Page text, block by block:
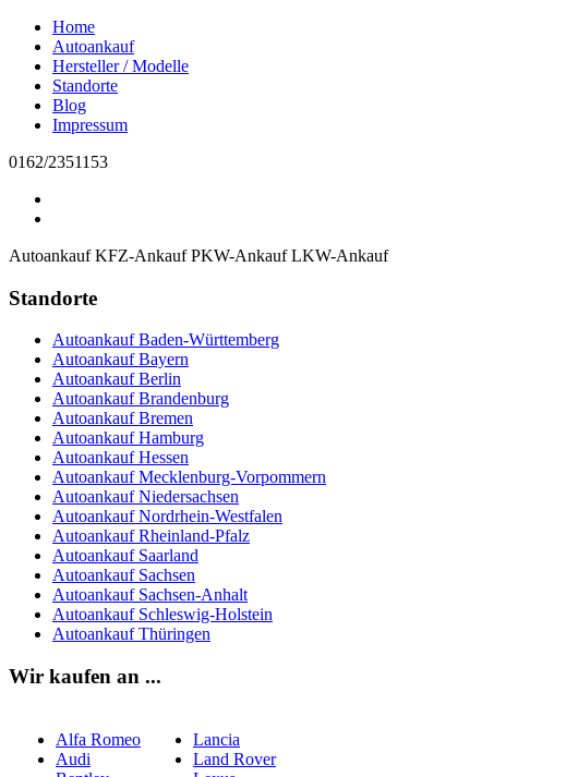
Home
Autoankauf
Hersteller / Modelle
Standorte
Blog
Impressum
0162/2351153
Autoankauf KFZ-Ankauf PKW-Ankauf LKW-Ankauf
Standorte
Autoankauf Baden-Württemberg
Autoankauf Bayern
Autoankauf Berlin
Autoankauf Brandenburg
Autoankauf Bremen
Autoankauf Hamburg
Autoankauf Hessen
Autoankauf Mecklenburg-Vorpommern
Autoankauf Niedersachsen
Autoankauf Nordrhein-Westfalen
Autoankauf Rheinland-Pfalz
Autoankauf Saarland
Autoankauf Sachsen
Autoankauf Sachsen-Anhalt
Autoankauf Schleswig-Holstein
Autoankauf Thüringen
Wir kaufen an ...
Alfa Romeo
Audi
Lancia
Land Rover